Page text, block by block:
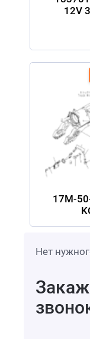
12V
17М-
Нет